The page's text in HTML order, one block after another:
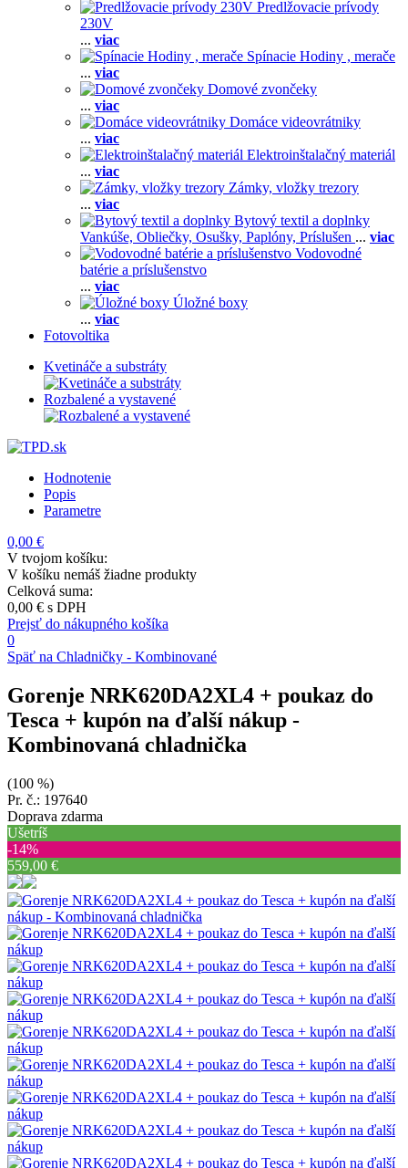
Predlžovacie prívody
230V
... viac
Spínacie Hodiny , merače
... viac
Domové zvončeky
... viac
Domáce videovrátniky
... viac
Elektroinštalačný materiál
... viac
Zámky, vložky trezory
... viac
Bytový textil a doplnky
Vankúše, Obliečky, Osušky, Paplóny, Príslušen ... viac
Vodovodné
batérie a príslušenstvo
... viac
Úložné boxy
... viac
Fotovoltika
Kvetináče a substráty
Rozbalené a vystavené
Hodnotenie
Popis
Parametre
0,00 €
V tvojom košíku:
V košíku nemáš žiadne produkty
Celková suma:
0,00 € s DPH
Prejsť do nákupného košíka
0
Späť na Chladničky - Kombinované
Gorenje NRK620DA2XL4 + poukaz do
Tesca + kupón na ďalší nákup -
Kombinovaná chladnička
(100 %)
Pr. č.: 197640
Doprava zdarma
Ušetríš
‐14%
559,00 €